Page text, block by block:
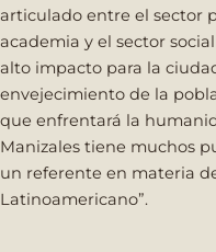
articulado entre el sector
academia y el sector
alto impacto para la
envejecimiento de la
que enfrentará la
Manizales tiene muchos
un referente en materia
Latinoamericano”.